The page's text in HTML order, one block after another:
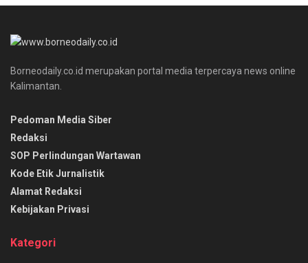
Borneodaily.co.id merupakan portal media terpercaya news online
Kalimantan.
Pedoman Media Siber
Redaksi
SOP Perlindungan Wartawan
Kode Etik Jurnalistik
Alamat Redaksi
Kebijakan Privasi
Kategori